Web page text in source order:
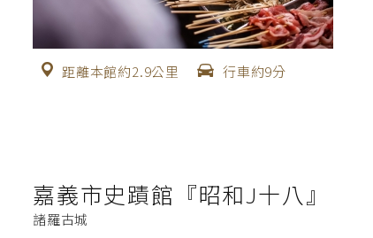
距離本館約2.9公里 行車約9分
嘉義市史蹟館『昭和J十八』
諸羅古城